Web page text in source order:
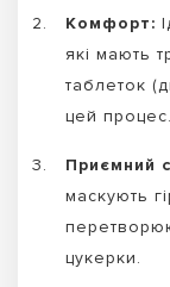
Комфорт:
які мають
таблеток
цей процес.
Приємний
маскують
цукерки.